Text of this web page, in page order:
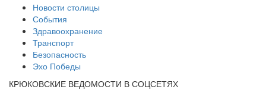
Новости столицы
События
Здравоохранение
Транспорт
Безопасность
Эхо Победы
КРЮКОВСКИЕ ВЕДОМОСТИ В СОЦСЕТЯХ